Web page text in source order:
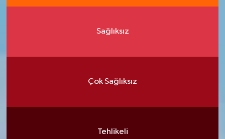
Sağlıksız
Çok Sağlıksız
Tehlikeli